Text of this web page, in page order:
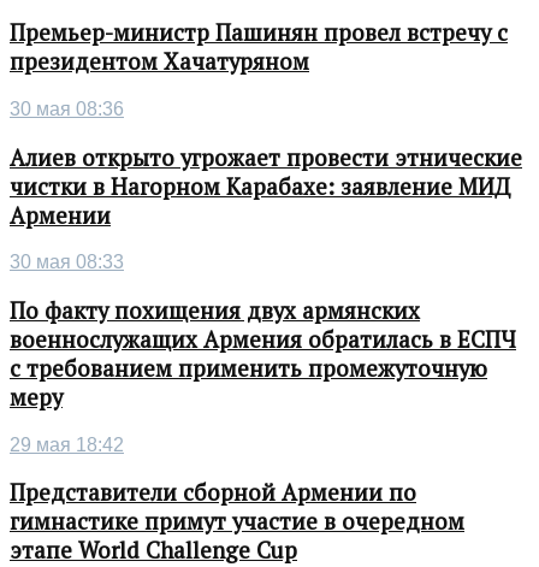
Премьер-министр Пашинян провел встречу с
президентом Хачатуряном
30 мая 08:36
Алиев открыто угрожает провести этнические
чистки в Нагорном Карабахе: заявление МИД
Армении
30 мая 08:33
По факту похищения двух армянских
военнослужащих Армения обратилась в ЕСПЧ
с требованием применить промежуточную
меру
29 мая 18:42
Представители сборной Армении по
гимнастике примут участие в очередном
этапе World Challenge Cup